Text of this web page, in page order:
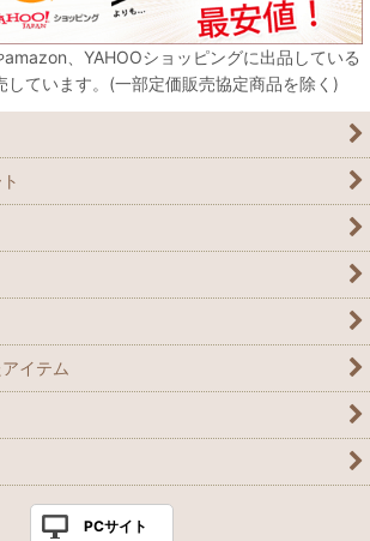
、YAHOOショッピングに出品している
しています。(一部定価販売協定商品を除く)
イテム
PCサイト